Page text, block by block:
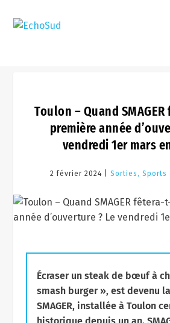
Toulon – Quand
première année
vendredi 1er mars
2 février 2024 | Sorties, Sports
Écraser un steak de bœuf à
smash burger », est devenu
SMAGER, installée à Toulon